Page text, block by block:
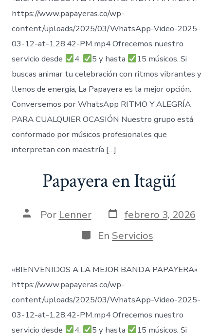
https://www.papayeras.co/wp-
content/uploads/2025/03/WhatsApp-Video-2025-
03-12-at-1.28.42-PM.mp4 Ofrecemos nuestro
servicio desde
4, 5 y hasta
15 músicos. Si
buscas animar tu celebración con ritmos vibrantes y
llenos de energía, La Papayera es la mejor opción.
Conversemos por WhatsApp RITMO Y ALEGRÍA
PARA CUALQUIER OCASIÓN Nuestro grupo está
conformado por músicos profesionales que
interpretan con maestría […]
Papayera en Itagüí
AutorPor Lenner Fecha
de
publicación
febrero 3, 2026
Categorías
En Servicios
«BIENVENIDOS A LA MEJOR BANDA PAPAYERA»
https://www.papayeras.co/wp-
content/uploads/2025/03/WhatsApp-Video-2025-
03-12-at-1.28.42-PM.mp4 Ofrecemos nuestro
servicio desde
4, 5 y hasta
15 músicos. Si